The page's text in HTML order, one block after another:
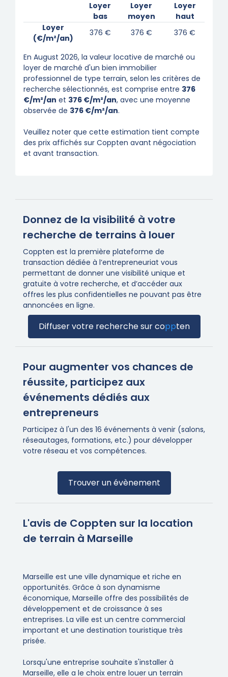
Loyer
bas
Loyer
moyen
Loyer
haut
Loyer
(€/m²/an)
376 € 376 € 376 €
En August 2026, la valeur locative de marché ou
loyer de marché d'un bien immobilier
professionnel de type terrain, selon les critères de
recherche sélectionnés, est comprise entre 376
€/m²/an et 376 €/m²/an, avec une moyenne
observée de 376 €/m²/an.
Veuillez noter que cette estimation tient compte
des prix affichés sur Coppten avant négociation
et avant transaction.
Donnez de la visibilité à votre
recherche de terrains à louer
Coppten est la première plateforme de
transaction dédiée à l’entrepreneuriat vous
permettant de donner une visibilité unique et
gratuite à votre recherche, et d’accéder aux
offres les plus confidentielles ne pouvant pas être
annoncées en ligne.
Diffuser votre recherche surcoppten
Pour augmenter vos chances de
réussite, participez aux
événements dédiés aux
entrepreneurs
Participez à l'un des 16 événements à venir (salons,
réseautages, formations, etc.) pour développer
votre réseau et vos compétences.
Trouver un évènement
L'avis de Coppten sur la location
de terrain à Marseille
Marseille est une ville dynamique et riche en
opportunités. Grâce à son dynamisme
économique, Marseille offre des possibilités de
développement et de croissance à ses
entreprises. La ville est un centre commercial
important et une destination touristique très
prisée.
Lorsqu'une entreprise souhaite s'installer à
Marseille, elle a le choix entre louer un terrain